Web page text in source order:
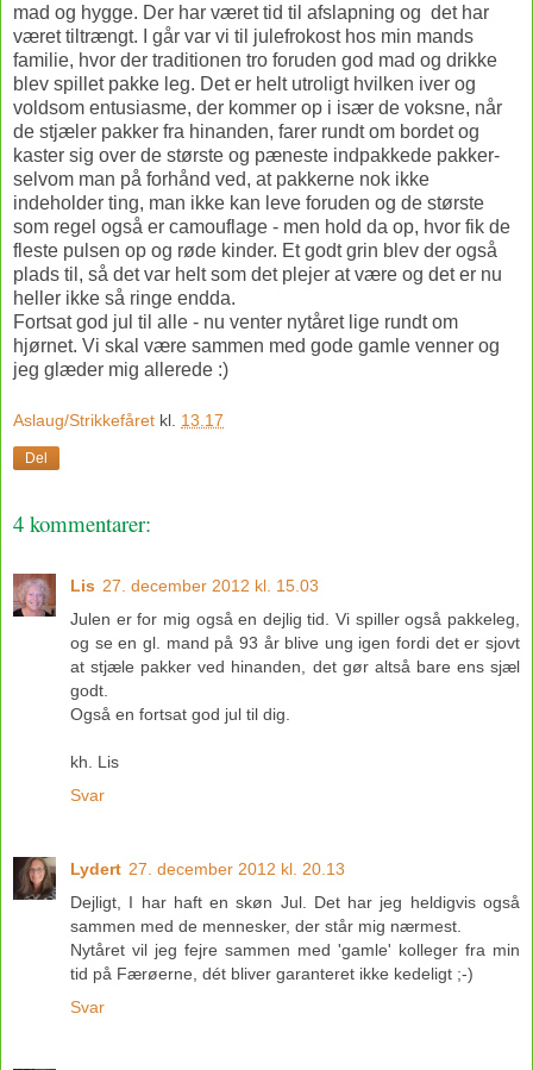
mad og hygge. Der har været tid til afslapning og det har
været tiltrængt. I går var vi til julefrokost hos min mands
familie, hvor der traditionen tro foruden god mad og drikke
blev spillet pakke leg. Det er helt utroligt hvilken iver og
voldsom entusiasme, der kommer op i især de voksne, når
de stjæler pakker fra hinanden, farer rundt om bordet og
kaster sig over de største og pæneste indpakkede pakker-
selvom man på forhånd ved, at pakkerne nok ikke
indeholder ting, man ikke kan leve foruden og de største
som regel også er camouflage - men hold da op, hvor fik de
fleste pulsen op og røde kinder. Et godt grin blev der også
plads til, så det var helt som det plejer at være og det er nu
heller ikke så ringe endda.
Fortsat god jul til alle - nu venter nytåret lige rundt om
hjørnet. Vi skal være sammen med gode gamle venner og
jeg glæder mig allerede :)
Aslaug/Strikkefåret kl. 13.17
Del
4 kommentarer:
Lis 27. december 2012 kl. 15.03
Julen er for mig også en dejlig tid. Vi spiller også pakkeleg,
og se en gl. mand på 93 år blive ung igen fordi det er sjovt
at stjæle pakker ved hinanden, det gør altså bare ens sjæl
godt.
Også en fortsat god jul til dig.
kh. Lis
Svar
Lydert 27. december 2012 kl. 20.13
Dejligt, I har haft en skøn Jul. Det har jeg heldigvis også
sammen med de mennesker, der står mig nærmest.
Nytåret vil jeg fejre sammen med 'gamle' kolleger fra min
tid på Færøerne, dét bliver garanteret ikke kedeligt ;-)
Svar